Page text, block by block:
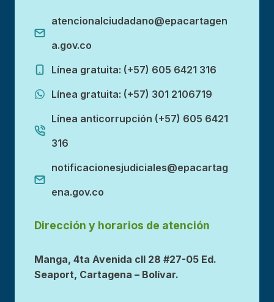
atencionalciudadano@epacartagen
a.gov.co
Línea gratuita: (+57) 605 6421 316
Línea gratuita: (+57) 301 2106719
Línea anticorrupción (+57) 605 6421
316
notificacionesjudiciales@epacartag
ena.gov.co
Dirección y horarios de atención
Manga, 4ta Avenida cll 28 #27-05 Ed.
Seaport, Cartagena – Bolívar.